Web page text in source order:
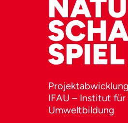
Projektabwicklung
IFAU – Institut
Umweltbildung